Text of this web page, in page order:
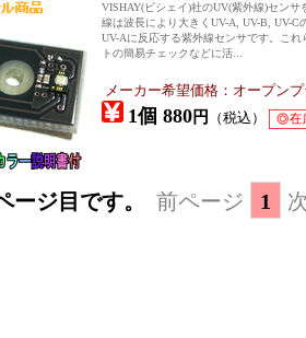
VISHAY(ビシェイ)社のUV(紫外線)セン
線は波長により大きくUV-A, UV-B, UV-
UV-Aに反応する紫外線センサです。こ
トの簡易チェックなどに活...
メーカー希望価格：オープン
1個 880円 （税込）
ージ目です。 前ページ 1